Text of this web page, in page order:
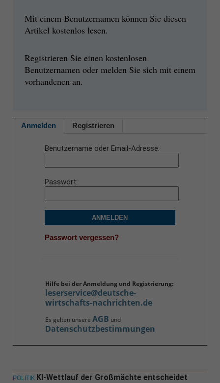
Mit einem Benutzernamen können Sie diesen
Artikel kostenlos lesen.
Registrieren Sie einen kostenlosen
Benutzernamen oder melden Sie sich mit einem
vorhandenen an.
Anmelden Registrieren
Benutzername oder Email-Adresse
Passwort
ANMELDEN
Passwort vergessen?
Hilfe bei der Anmeldung und Registrierung:
leserservice@deutsche-
wirtschafts-nachrichten.de
Es gelten unsere AGB und
Datenschutzbestimmungen
POLITIK KI-Wettlauf der Großmächte entscheidet